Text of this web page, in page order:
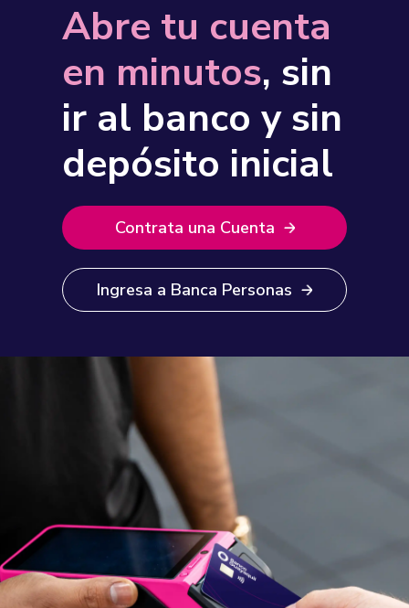
Abre tu cuenta
en minutos, sin
ir al banco y sin
depósito inicial
Contrata una Cuenta
Ingresa a Banca Personas